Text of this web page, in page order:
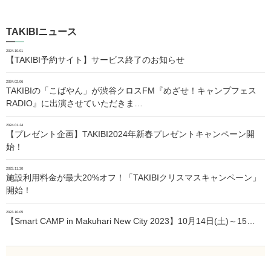
TAKIBIニュース
2024.10.01
【TAKIBI予約サイト】サービス終了のお知らせ
2024.02.06
TAKIBIの「こばやん」が渋谷クロスFM『めざせ！キャンプフェス
RADIO』に出演させていただきま…
2024.01.24
【プレゼント企画】TAKIBI2024年新春プレゼントキャンペーン開
始！
2023.11.30
施設利用料金が最大20%オフ！「TAKIBIクリスマスキャンペーン」
開始！
2023.10.05
【Smart CAMP in Makuhari New City 2023】10月14日(土)～15…